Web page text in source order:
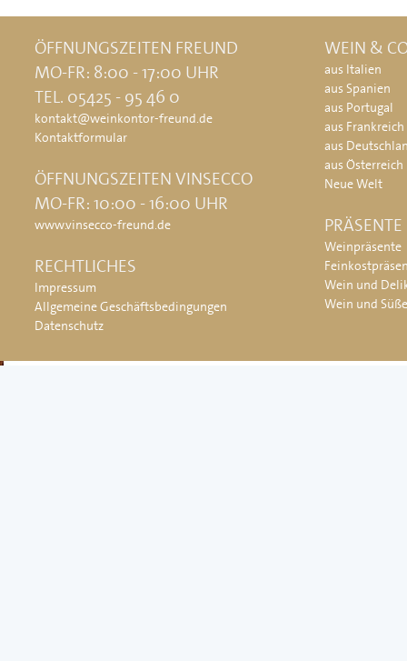
ÖFFNUNGSZEITEN FREUND
MO-FR: 8:00 - 17:00 UHR
TEL. 05425 - 95 46 0
kontakt@weinkontor-freund.de
Kontaktformular
ÖFFNUNGSZEITEN VINSECCO
MO-FR: 10:00 - 16:00 UHR
www.vinsecco-freund.de
RECHTLICHES
Impressum
Allgemeine Geschäftsbedingungen
Datenschutz
WEIN &
aus Italien
aus Spanien
aus Portugal
aus Frankreich
aus
aus Österreich
Neue Welt
PRÄSENTE
Weinpräsente
Wein und
Wein und